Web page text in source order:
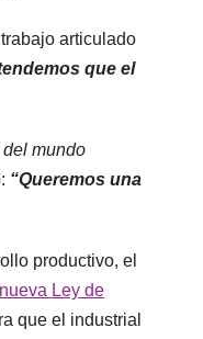
articulado
que el
mundo
“Queremos una
productivo, el
nueva Ley de
que el industrial